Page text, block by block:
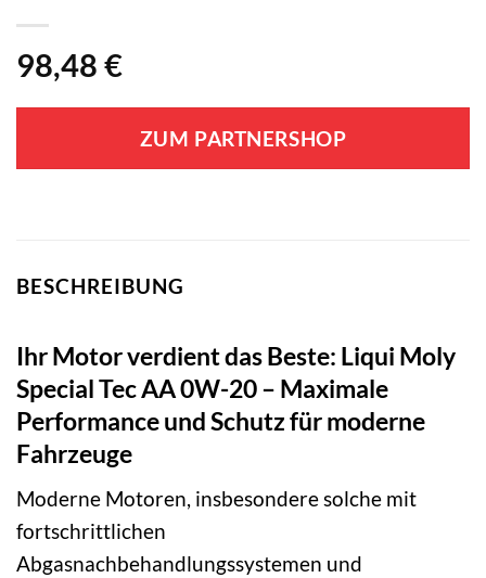
98,48 €
ZUM PARTNERSHOP
BESCHREIBUNG
Ihr Motor verdient das Beste: Liqui Moly
Special Tec AA 0W-20 – Maximale
Performance und Schutz für moderne
Fahrzeuge
Moderne Motoren, insbesondere solche mit
fortschrittlichen
Abgasnachbehandlungssystemen und